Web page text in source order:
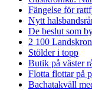
Fängelse för
Nytt
De beslut som
2 100
Stölder i topp
Butik på väster
Flotta flottar på
Bachatakväll